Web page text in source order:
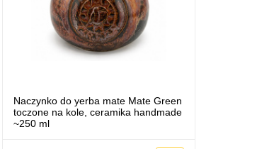
Naczynko do yerba mate Mate Green
toczone na kole, ceramika handmade
~250 ml